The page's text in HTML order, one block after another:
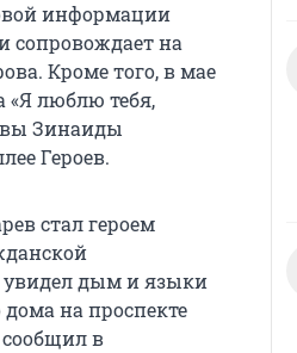
информации
сопровождает на
Кроме того, в мае
«Я люблю тебя,
Зинаиды
Героев.
стал героем
увидел дым и языки
на проспекте
в